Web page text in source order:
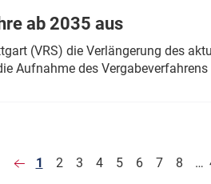
ab 2035 aus
(VRS) die Verlängerung des
Aufnahme des
1 2 3 4 5 6 7 8 …